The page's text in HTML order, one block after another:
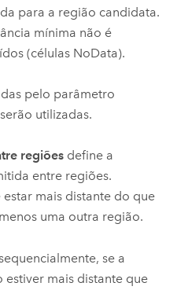
para a região candidata.
mínima não é
(células NoData).
pelo parâmetro
serão utilizadas.
regiões define a
entre regiões.
mais distante do que
uma outra região.
se a
mais distante que